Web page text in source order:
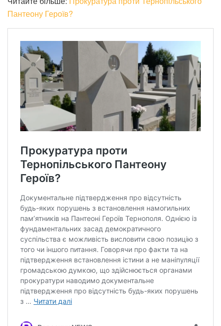
Пантеону Героїв?